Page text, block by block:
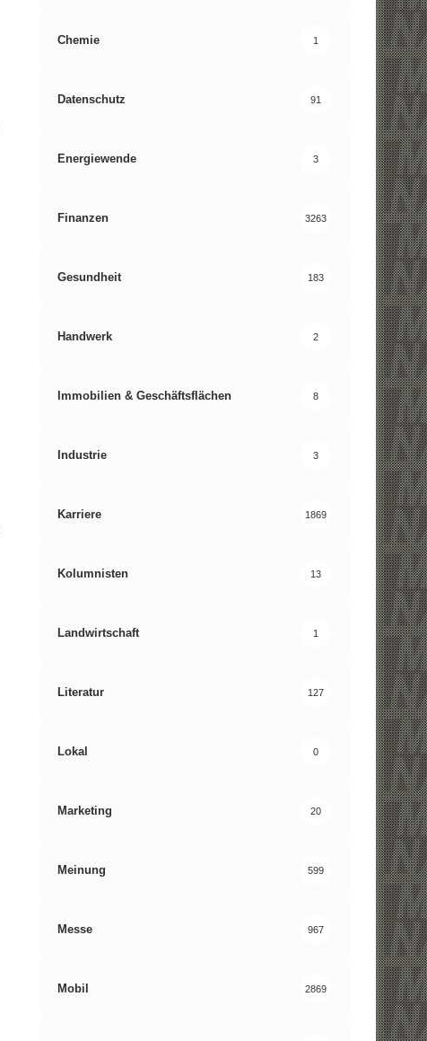
Chemie 1
Datenschutz 91
Energiewende 3
Finanzen 3263
Gesundheit 183
Handwerk 2
Immobilien & Geschäftsflächen 8
Industrie 3
Karriere 1869
Kolumnisten 13
Landwirtschaft 1
Literatur 127
Lokal 0
Marketing 20
Meinung 599
Messe 967
Mobil 2869